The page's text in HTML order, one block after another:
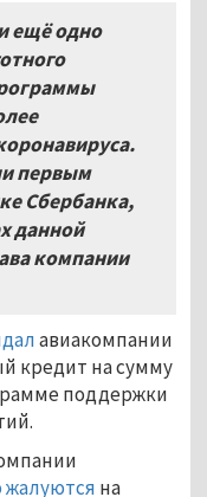
ещё одно
первым
Сбербанка,
данной
компании
авиакомпании
кредит на сумму
поддержки
жалуются на